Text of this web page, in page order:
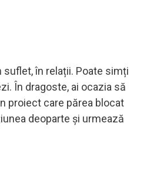
suflet, în relații. Poate simți
În dragoste, ai ocazia să
proiect care părea blocat
deoparte și urmează